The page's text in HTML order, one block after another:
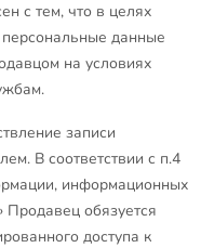
с тем, что в целях
данные
на условиях
записи
В соответствии с п.4
информационных
обязуется
доступа к